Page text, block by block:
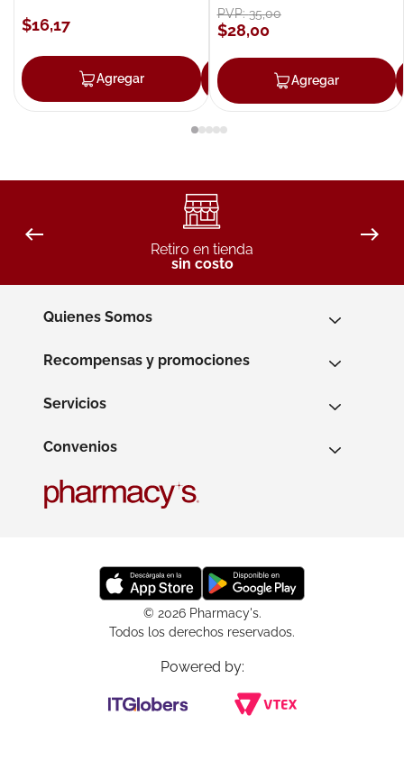
$16,17
Agregar Agregar
PVP:35,00
$28,00
Agregar
Retiro en tienda
sin costo
Quienes Somos
Recompensas y promociones
Servicios
Convenios
© 2026 Pharmacy's.
Todos los derechos reservados.
Powered by: